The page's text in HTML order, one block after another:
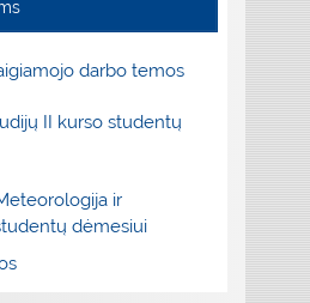
darbo temos
II kurso studentų
ir
dėmesiui